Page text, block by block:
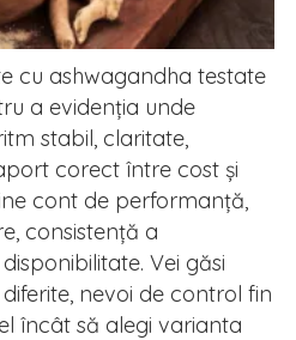
cu ashwagandha testate
a evidenția unde
stabil, claritate,
corect între cost și
cont de performanță,
consistență a
Vei găsi
nevoi de control fin
încât să alegi varianta